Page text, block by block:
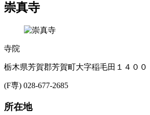
崇真寺
寺院
栃木県芳賀郡芳賀町大字稲毛田１４００
(F専) 028-677-2685
所在地